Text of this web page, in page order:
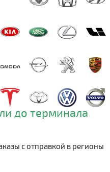
до терминала
с отправкой в регионы